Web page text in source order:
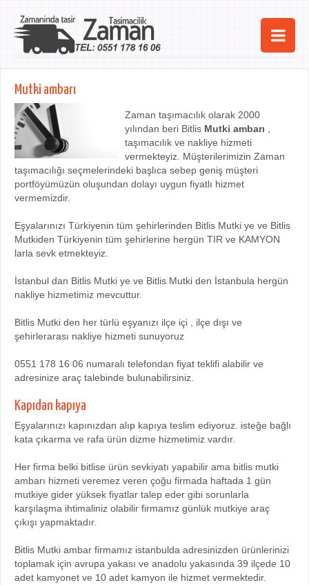
Ana Sayfa
Hizmetlerimiz
Kurumsal
iletişim
Mutki ambarı
Zaman taşımacılık olarak 2000
yılından beri Bitlis Mutki ambarı
taşımacılık ve nakliye hizmeti
vermekteyiz. Müşterilerimizin Zaman
taşımacılığı seçmelerindeki başlıca sebep geniş müşteri
portföyümüzün oluşundan dolayı uygun fiyatlı hizmet
vermemizdir.
Eşyalarınızı Türkiyenin tüm şehirlerinden Bitlis Mutki ye ve Bitlis
Mutkiden Türkiyenin tüm şehirlerine hergün TIR ve KAMYON
larla sevk etmekteyiz.
İstanbul dan Bitlis Mutki ye ve Bitlis Mutki den İstanbula hergün
nakliye hizmetimiz mevcuttur.
Bitlis Mutki den her türlü eşyanızı ilçe içi , ilçe dışı ve
şehirlerarası nakliye hizmeti sunuyoruz
0551 178 16 06 numaralı telefondan fiyat teklifi alabilir ve
adresinize araç talebinde bulunabilirsiniz.
Kapıdan kapıya
Eşyalarınızı kapınızdan alıp kapıya teslim ediyoruz. isteğe bağlı
kata çıkarma ve rafa ürün dizme hizmetimiz vardır.
Her firma belki bitlise ürün sevkiyatı yapabilir ama bitlis mutki
ambarı hizmeti veremez veren çoğu firmada haftada 1 gün
mutkiye gider yüksek fiyatlar talep eder gibi sorunlarla
karşılaşma ihtimaliniz olabilir firmamız günlük mutkiye araç
çıkışı yapmaktadır.
Bitlis Mutki ambar firmamız istanbulda adresinizden ürünlerinizi
toplamak için avrupa yakası ve anadolu yakasında 39 ilçede 10
adet kamyonet ve 10 adet kamyon ile hizmet vermektedir.